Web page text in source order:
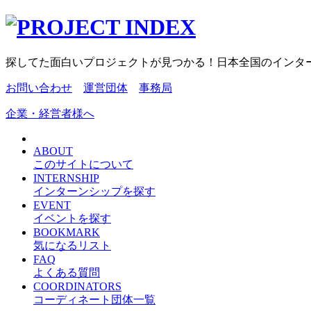
探してた面白いプロジェクトが見つかる！日本全国のインタ
お問い合わせ 運営団体 事務局
企業・経営者様へ
ABOUT
このサイトについて
INTERNSHIP
インターンシップを探す
EVENT
イベントを探す
BOOKMARK
気になるリスト
FAQ
よくある質問
COORDINATORS
コーディネート団体一覧